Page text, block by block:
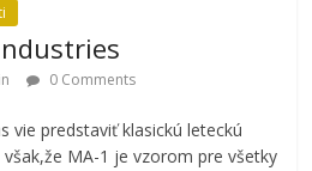
0 Comments
vie predstaviť klasickú leteckú
MA-1 je vzorom pre všetky